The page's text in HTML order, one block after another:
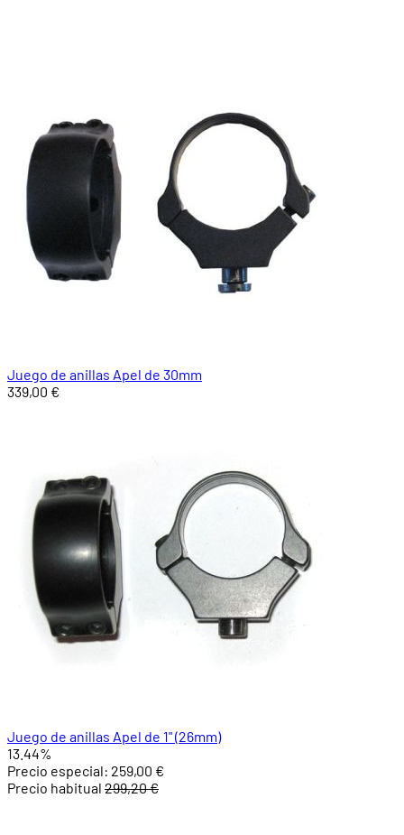
Juego de anillas Apel de 30mm
339,00 €
Juego de anillas Apel de 1" (26mm)
13.44%
Precio especial: 259,00 €
Precio habitual 299,20 €